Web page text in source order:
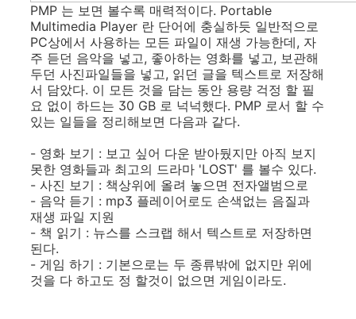
PMP 는 보면 볼수록 매력적이다. Portable
Multimedia Player 란 단어에 충실하듯 일반적으로
PC상에서 사용하는 모든 파일이 재생 가능한데, 자
주 듣던 음악을 넣고, 좋아하는 영화를 넣고, 보관해
두던 사진파일들을 넣고, 읽던 글을 텍스트로 저장해
서 담았다. 이 모든 것을 담는 동안 용량 걱정 할 필
요 없이 하드는 30 GB 로 넉넉했다. PMP 로서 할 수
있는 일들을 정리해보면 다음과 같다.
- 영화 보기 : 보고 싶어 다운 받아뒀지만 아직 보지
못한 영화들과 최고의 드라마 'LOST' 를 볼수 있다.
- 사진 보기 : 책상위에 올려 놓으면 전자앨범으로
- 음악 듣기 : mp3 플레이어로도 손색없는 음질과
재생 파일 지원
- 책 읽기 : 뉴스를 스크랩 해서 텍스트로 저장하면
된다.
- 게임 하기 : 기본으로는 두 종류밖에 없지만 위에
것을 다 하고도 정 할것이 없으면 게임이라도.